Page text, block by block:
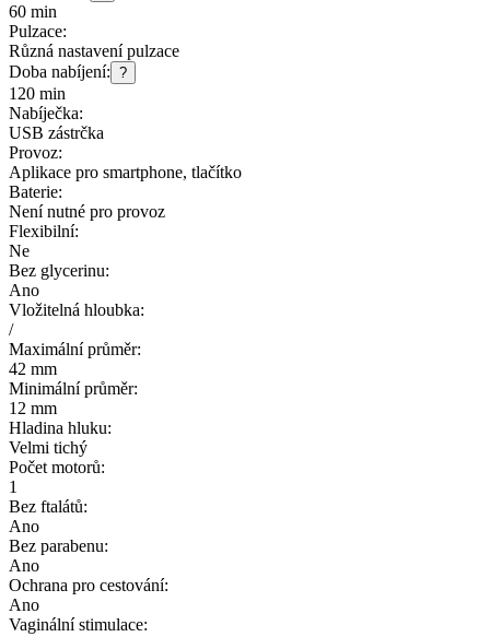
60 min
Pulzace:
Různá nastavení pulzace
Doba nabíjení: ?
120 min
Nabíječka:
USB zástrčka
Provoz:
Aplikace pro smartphone, tlačítko
Baterie:
Není nutné pro provoz
Flexibilní:
Ne
Bez glycerinu:
Ano
Vložitelná hloubka:
/
Maximální průměr:
42 mm
Minimální průměr:
12 mm
Hladina hluku:
Velmi tichý
Počet motorů:
1
Bez ftalátů:
Ano
Bez parabenu:
Ano
Ochrana pro cestování:
Ano
Vaginální stimulace: